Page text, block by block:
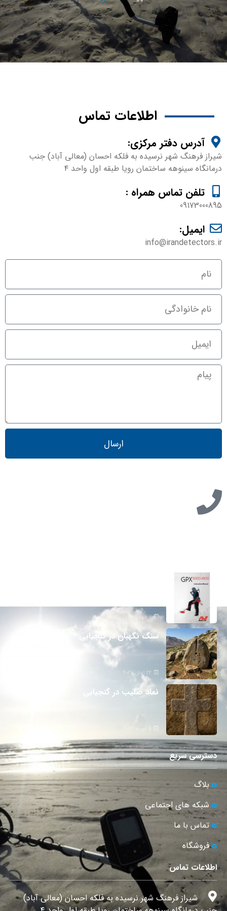
اطلاعات تماس
آدرس دفتر مرکزی:
شیراز فرهنگ شهر نرسیده به فلکه احسان (معالی آباد) جنب
درمانگاه سینوهه ساختمان رویا طبقه اول واحد ۴
تلفن تماس همراه :
09173000895
ایمیل:
info@irandetectors.ir
ارسال
7 جولای 2026
سنگ نگهبان در گنجیابی
22 ژوئن 2026
نماد صلیب در گنجیابی
دسترسی سریع
بلاگ
شبکه های اجتماعی
تماس با ما
فروشگاه
اطلاعات تماس
شیراز فرهنگ شهر نرسیده به فلکه احسان (معالی آباد)